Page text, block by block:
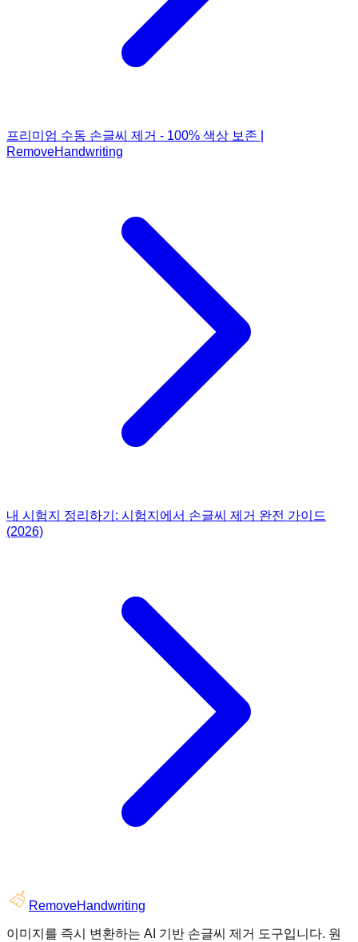
프리미엄 수동 손글씨 제거 - 100% 색상 보존 |
RemoveHandwriting
내 시험지 정리하기: 시험지에서 손글씨 제거 완전 가이드
(2026)
RemoveHandwriting
이미지를 즉시 변환하는 AI 기반 손글씨 제거 도구입니다. 원